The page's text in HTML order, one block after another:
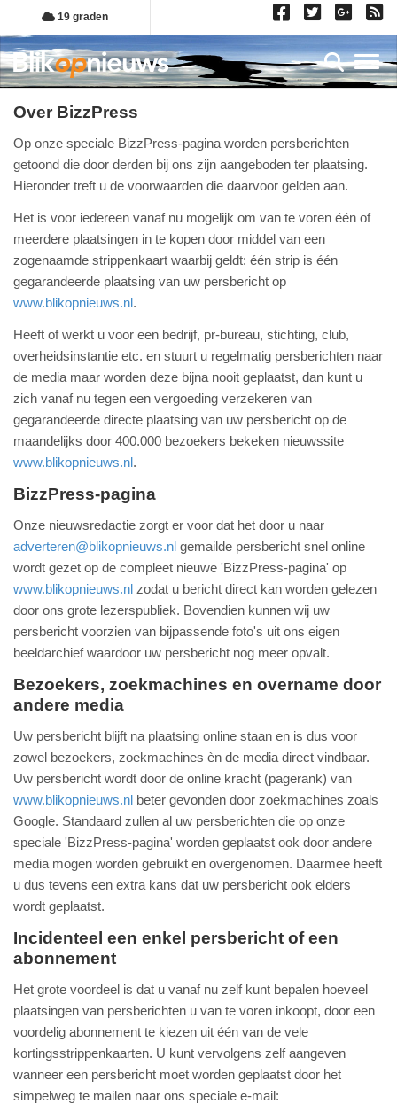
Overslaan
en
naar
de
gaan
19 graden
Over BizzPress
Op onze speciale BizzPress-pagina worden persberichten
getoond die door derden bij ons zijn aangeboden ter plaatsing.
Hieronder treft u de voorwaarden die daarvoor gelden aan.
Het is voor iedereen vanaf nu mogelijk om van te voren één of
meerdere plaatsingen in te kopen door middel van een
zogenaamde strippenkaart waarbij geldt: één strip is één
gegarandeerde plaatsing van uw persbericht op
www.blikopnieuws.nl.
Heeft of werkt u voor een bedrijf, pr-bureau, stichting, club,
overheidsinstantie etc. en stuurt u regelmatig persberichten naar
de media maar worden deze bijna nooit geplaatst, dan kunt u
zich vanaf nu tegen een vergoeding verzekeren van
gegarandeerde directe plaatsing van uw persbericht op de
maandelijks door 400.000 bezoekers bekeken nieuwssite
www.blikopnieuws.nl.
BizzPress-pagina
Onze nieuwsredactie zorgt er voor dat het door u naar
adverteren@blikopnieuws.nl gemailde persbericht snel online
wordt gezet op de compleet nieuwe 'BizzPress-pagina' op
www.blikopnieuws.nl zodat u bericht direct kan worden gelezen
door ons grote lezerspubliek. Bovendien kunnen wij uw
persbericht voorzien van bijpassende foto's uit ons eigen
beeldarchief waardoor uw persbericht nog meer opvalt.
Bezoekers, zoekmachines en overname door
andere media
Uw persbericht blijft na plaatsing online staan en is dus voor
zowel bezoekers, zoekmachines èn de media direct vindbaar.
Uw persbericht wordt door de online kracht (pagerank) van
www.blikopnieuws.nl beter gevonden door zoekmachines zoals
Google. Standaard zullen al uw persberichten die op onze
speciale 'BizzPress-pagina' worden geplaatst ook door andere
media mogen worden gebruikt en overgenomen. Daarmee heeft
u dus tevens een extra kans dat uw persbericht ook elders
wordt geplaatst.
Incidenteel een enkel persbericht of een
abonnement
Het grote voordeel is dat u vanaf nu zelf kunt bepalen hoeveel
plaatsingen van persberichten u van te voren inkoopt, door een
voordelig abonnement te kiezen uit één van de vele
kortingsstrippenkaarten. U kunt vervolgens zelf aangeven
wanneer een persbericht moet worden geplaatst door het
simpelweg te mailen naar ons speciale e-mail: